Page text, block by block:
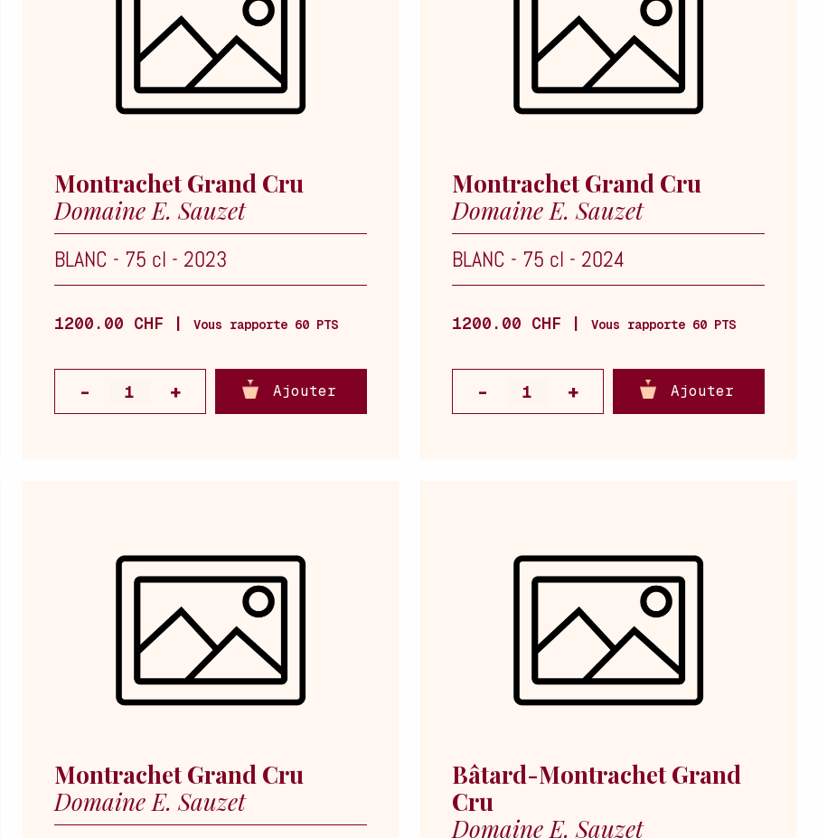
Montrachet Grand Cru
Domaine E. Sauzet
BLANC - 75 cl - 2023
1200.00 CHF | Vous rapporte 60 PTS
Ajouter
Montrachet Grand Cru
Domaine E. Sauzet
BLANC - 75 cl - 2024
1200.00 CHF | Vous rapporte 60 PTS
Ajouter
Montrachet Grand Cru
Domaine E. Sauzet
Bâtard-Montrachet Grand
Cru
Domaine E. Sauzet